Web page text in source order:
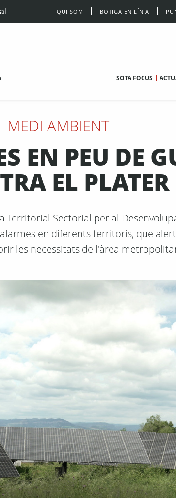
QUI SOM BOTIGA EN LÍNIA
SOTA FOCUS
MEDI AMBIENT
EN PEU DE
EL PLATER
Territorial Sectorial per al
alarmes en diferents territoris, que
les necessitats de l'àrea